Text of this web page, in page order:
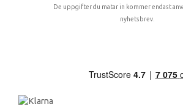
De uppgifter du matar in kommer endast
nyhetsbrev.